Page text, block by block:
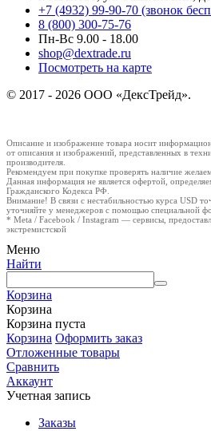
+7 (4932) 99-90-70 (звонок
8 (800) 300-75-76
Пн-Вс 9.00 - 18.00
shop@dextrade.ru
Посмотреть на карте
© 2017 - 2026 ООО «ДексТрейд».
Описание и изображение товара носит
от описания и изображений, представленных в
производителя.
Рекомендуем при покупке проверять наличие
Данная информация не является офертой,
Гражданского Кодекса РФ.
Внимание! В связи с нестабильностью курса USD
уточняйте у менеджеров с помощью специальной
* Meta / Facebook / Instagram — сервисы,
экстремистской
Меню
Найти
Корзина
Корзина
Корзина пуста
Корзина Оформить заказ
Отложенные товары
Сравнить
Аккаунт
Учетная запись
Заказы